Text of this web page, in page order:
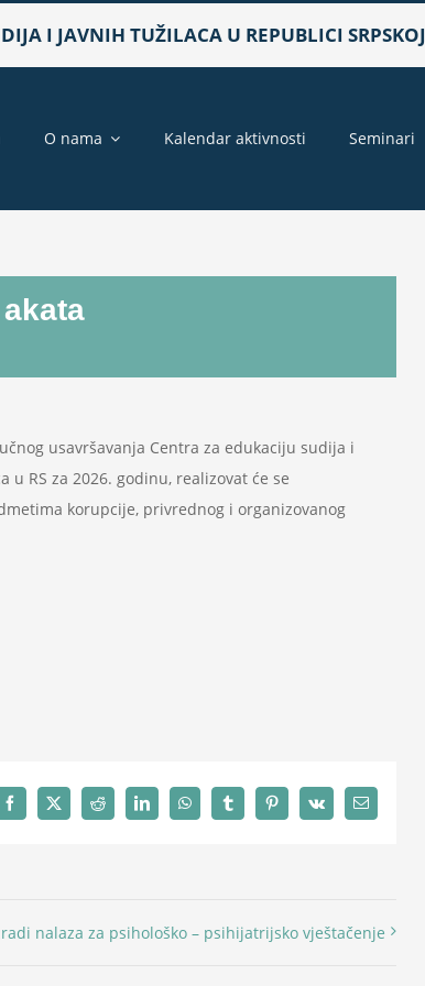
I JAVNIH TUŽILACA U REPUBLICI SRPSKOJ
O nama Kalendar aktivnosti Seminari
usavršavanja Centra za edukaciju sudija i
RS za 2026. godinu, realizovat će se
korupcije, privrednog i organizovanog
Facebook
X Reddit LinkedInWhatsAppTumblrPinterest
Vk Email
nalaza za psihološko – psihijatrijsko vještačenje